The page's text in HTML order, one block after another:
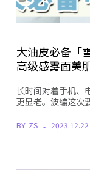
大油皮必备「
高级感雾面美
长时间对着手机、
更显老。波编这次
BY ZS 2023.12.22